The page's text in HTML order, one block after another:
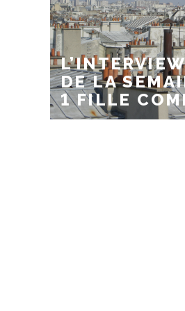
DE LA
1 FILLE